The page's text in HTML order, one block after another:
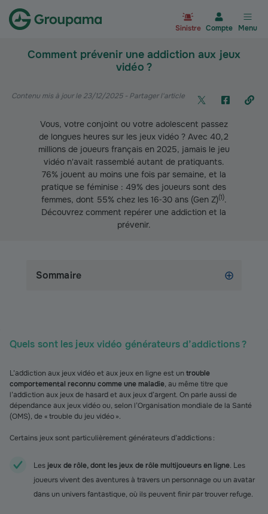
Sinistre Compte Menu
Comment prévenir une addiction aux jeux
vidéo ?
Contenu mis à jour le 23/12/2025- Partager l'article
Vous, votre conjoint ou votre adolescent passez
de longues heures sur les jeux vidéo ? Avec 40,2
millions de joueurs français en 2025, jamais le jeu
vidéo n'avait rassemblé autant de pratiquants.
76% jouent au moins une fois par semaine, et la
pratique se féminise : 49% des joueurs sont des
femmes, dont 55% chez les 16‑30 ans (Gen Z)(1).
Découvrez comment repérer une addiction et la
prévenir.
Sommaire
Quels sont les jeux vidéo générateurs d’addictions ?
L’addiction aux jeux vidéo et aux jeux en ligne est untrouble
comportemental reconnu comme une maladie, au même titre que
l’addiction aux jeux de hasard et aux jeux d’argent. On parle aussi de
dépendance aux jeux vidéo ou, selon l’Organisation mondiale de la Santé
(OMS), de « trouble du jeu vidéo ».
Certains jeux sont particulièrement générateurs d’addictions :
Les jeux de rôle, dont les jeux de rôle multijoueurs en ligne. Les
joueurs vivent des aventures à travers un personnage ou un avatar
dans un univers fantastique, où ils peuvent finir par trouver refuge.